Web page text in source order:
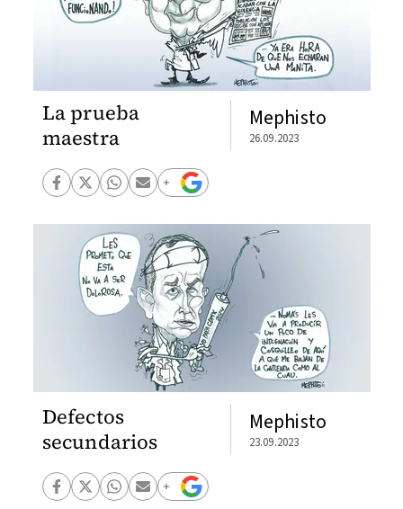
La prueba
maestra
Mephisto
26.09.2023
Defectos
secundarios
Mephisto
23.09.2023